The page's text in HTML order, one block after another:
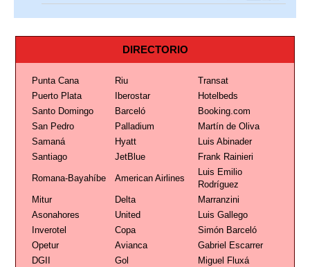
DIRECTORIO
Punta Cana Riu
Transat
Puerto Plata
Iberostar
Hotelbeds
Santo Domingo
Barceló
Booking.com
San Pedro
Palladium
Martín de Oliva
Samaná
Hyatt
Luis Abinader
Santiago
JetBlue Frank Rainieri
Romana-Bayahíbe American Airlines
Luis Emilio
Rodríguez
Mitur
Delta
Marranzini
Asonahores
United
Luis Gallego
Inverotel
Copa
Simón Barceló
Opetur
Avianca
Gabriel Escarrer
DGII
Gol
Miguel Fluxá